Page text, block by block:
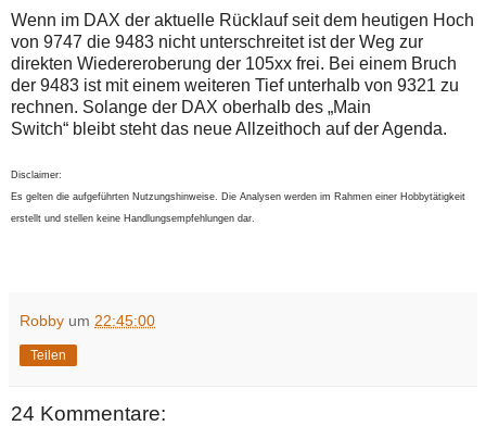
Wenn im DAX der aktuelle Rücklauf seit dem heutigen Hoch
von 9747 die 9483 nicht unterschreitet ist der Weg zur
direkten Wiedereroberung der 105xx frei. Bei einem Bruch
der 9483 ist mit einem weiteren Tief unterhalb von 9321 zu
rechnen. Solange der DAX oberhalb des „Main
Switch“ bleibt steht das neue Allzeithoch auf der Agenda.
Disclaimer:
Es gelten die aufgeführten Nutzungshinweise. Die Analysen werden im Rahmen einer Hobbytätigkeit
erstellt und stellen keine Handlungsempfehlungen dar.
Robby um 22:45:00
Teilen
24 Kommentare: